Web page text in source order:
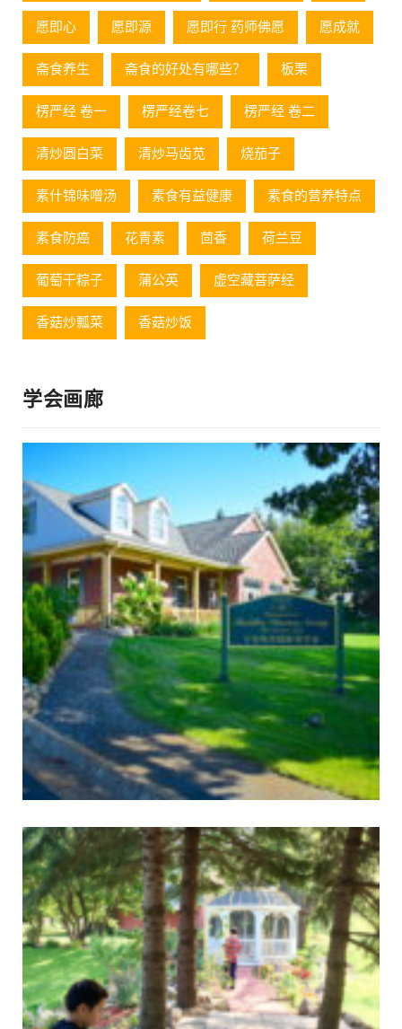
愿即心 愿即源 愿即行 药师佛愿 愿成就
斋食养生 斋食的好处有哪些？ 板栗
楞严经 卷一 楞严经卷七 楞严经 卷二
清炒圆白菜 清炒马齿苋 烧茄子
素什锦味噌汤 素食有益健康 素食的营养特点
素食防癌 花青素 茴香 荷兰豆
葡萄⼲粽⼦ 蒲公英 虚空藏菩萨经
香菇炒瓢菜 香菇炒饭
学会画廊